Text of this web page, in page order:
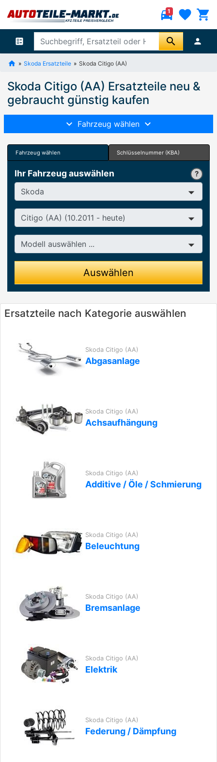
directions_car
1 favorite shopping_cart
ballot search person
Skoda Ersatzteile Skoda Citigo (AA)
Skoda Citigo (AA) Ersatzteile neu &
gebraucht günstig kaufen
Fahrzeug wählen
Fahrzeug wählen Schlüsselnummer (KBA)
Ihr Fahrzeug auswählen
Hersteller
Baureihe
Modell
Auswählen
Ersatzteile nach Kategorie auswählen
Skoda Citigo (AA)
Abgasanlage
Skoda Citigo (AA)
Achsaufhängung
Skoda Citigo (AA)
Additive / Öle / Schmierung
Skoda Citigo (AA)
Beleuchtung
Skoda Citigo (AA)
Bremsanlage
Skoda Citigo (AA)
Elektrik
Skoda Citigo (AA)
Federung / Dämpfung